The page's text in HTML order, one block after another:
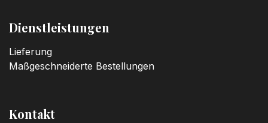
Dienstleistungen
Lieferung
Maßgeschneiderte Bestellungen
Kontakt